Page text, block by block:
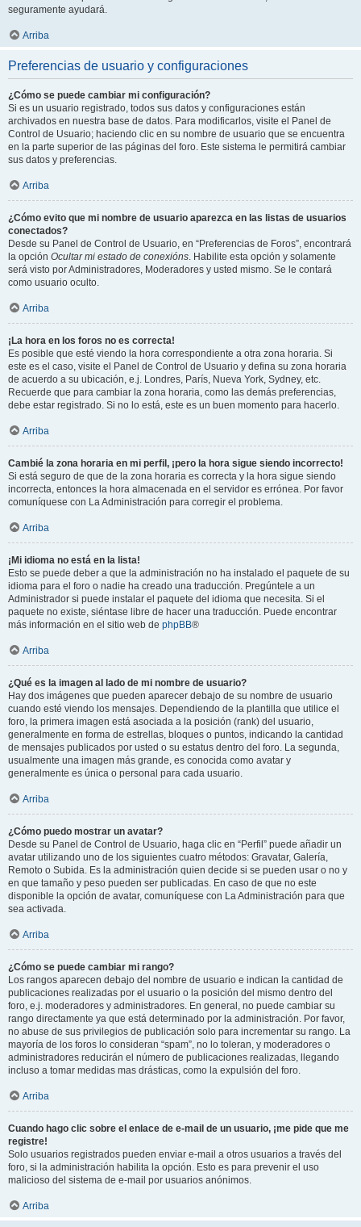
seguramente ayudará.
Arriba
Preferencias de usuario y configuraciones
¿Cómo se puede cambiar mi configuración?
Si es un usuario registrado, todos sus datos y configuraciones están
archivados en nuestra base de datos. Para modificarlos, visite el Panel de
Control de Usuario; haciendo clic en su nombre de usuario que se encuentra
en la parte superior de las páginas del foro. Este sistema le permitirá cambiar
sus datos y preferencias.
Arriba
¿Cómo evito que mi nombre de usuario aparezca en las listas de usuarios
conectados?
Desde su Panel de Control de Usuario, en “Preferencias de Foros”, encontrará
la opción Ocultar mi estado de conexións. Habilite esta opción y solamente
será visto por Administradores, Moderadores y usted mismo. Se le contará
como usuario oculto.
Arriba
¡La hora en los foros no es correcta!
Es posible que esté viendo la hora correspondiente a otra zona horaria. Si
este es el caso, visite el Panel de Control de Usuario y defina su zona horaria
de acuerdo a su ubicación, e.j. Londres, París, Nueva York, Sydney, etc.
Recuerde que para cambiar la zona horaria, como las demás preferencias,
debe estar registrado. Si no lo está, este es un buen momento para hacerlo.
Arriba
Cambié la zona horaria en mi perfil, ¡pero la hora sigue siendo incorrecto!
Si está seguro de que de la zona horaria es correcta y la hora sigue siendo
incorrecta, entonces la hora almacenada en el servidor es errónea. Por favor
comuníquese con La Administración para corregir el problema.
Arriba
¡Mi idioma no está en la lista!
Esto se puede deber a que la administración no ha instalado el paquete de su
idioma para el foro o nadie ha creado una traducción. Pregúntele a un
Administrador si puede instalar el paquete del idioma que necesita. Si el
paquete no existe, siéntase libre de hacer una traducción. Puede encontrar
más información en el sitio web de phpBB®
Arriba
¿Qué es la imagen al lado de mi nombre de usuario?
Hay dos imágenes que pueden aparecer debajo de su nombre de usuario
cuando esté viendo los mensajes. Dependiendo de la plantilla que utilice el
foro, la primera imagen está asociada a la posición (rank) del usuario,
generalmente en forma de estrellas, bloques o puntos, indicando la cantidad
de mensajes publicados por usted o su estatus dentro del foro. La segunda,
usualmente una imagen más grande, es conocida como avatar y
generalmente es única o personal para cada usuario.
Arriba
¿Cómo puedo mostrar un avatar?
Desde su Panel de Control de Usuario, haga clic en “Perfil” puede añadir un
avatar utilizando uno de los siguientes cuatro métodos: Gravatar, Galería,
Remoto o Subida. Es la administración quien decide si se pueden usar o no y
en que tamaño y peso pueden ser publicadas. En caso de que no este
disponible la opción de avatar, comuníquese con La Administración para que
sea activada.
Arriba
¿Cómo se puede cambiar mi rango?
Los rangos aparecen debajo del nombre de usuario e indican la cantidad de
publicaciones realizadas por el usuario o la posición del mismo dentro del
foro, e.j. moderadores y administradores. En general, no puede cambiar su
rango directamente ya que está determinado por la administración. Por favor,
no abuse de sus privilegios de publicación solo para incrementar su rango. La
mayoría de los foros lo consideran “spam”, no lo toleran, y moderadores o
administradores reducirán el número de publicaciones realizadas, llegando
incluso a tomar medidas mas drásticas, como la expulsión del foro.
Arriba
Cuando hago clic sobre el enlace de e-mail de un usuario, ¡me pide que me
registre!
Solo usuarios registrados pueden enviar e-mail a otros usuarios a través del
foro, si la administración habilita la opción. Esto es para prevenir el uso
malicioso del sistema de e-mail por usuarios anónimos.
Arriba